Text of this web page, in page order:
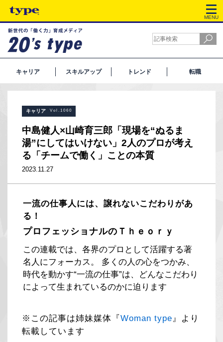
MENU
キャリア スキルアップ トレンド 転職
キャリア Vol.1060
中島健人×山崎育三郎「現場を“ぬるま
湯”にしてはいけない」2人のプロが考え
る「チームで働く」ことの本質
2023.11.27
一流の仕事人には、譲れないこだわりがあ
る！
プロフェッショナルのＴｈｅｏｒｙ
この連載では、各界のプロとして活躍する著
名人にフォーカス。 多くの人の心をつかみ、
時代を動かす“一流の仕事”は、どんなこだわり
によって生まれているのかに迫ります
※この記事は姉妹媒体『Woman type』より
転載しています